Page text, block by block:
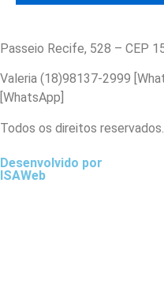
Passeio Recife, 528 – CEP
Valeria (18)98137-2999
[WhatsApp]
Todos os direitos
Desenvolvido por
ISAWeb